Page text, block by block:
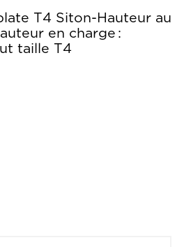
T4 Siton-Hauteur au
en charge :
taille T4